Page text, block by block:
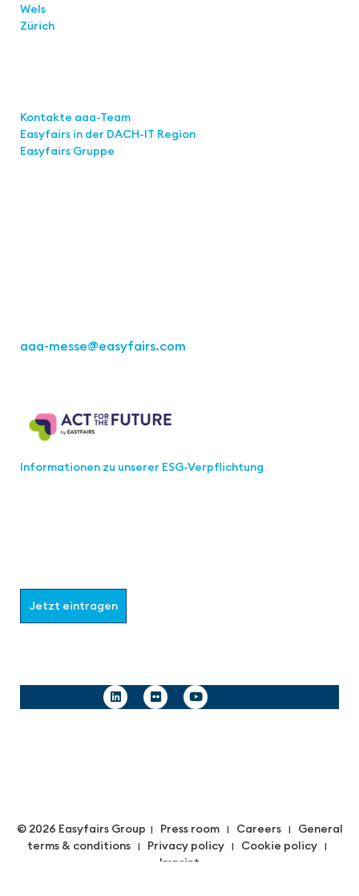
Wels
Zürich
Kontakte aaa-Team
Easyfairs in der DACH-IT Region
Easyfairs Gruppe
aaa-messe@easyfairs.com
Informationen zu unserer ESG-Verpflichtung
Jetzt eintragen
© 2026 Easyfairs Group | Press room| Careers| General
terms & conditions | Privacy policy | Cookie policy |
Imprint